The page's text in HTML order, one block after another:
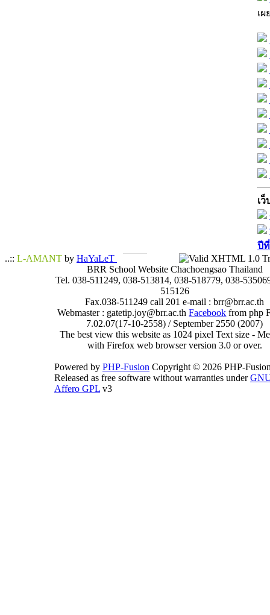
เ
เว็
ปี
..:: L-AMANT by HaYaLeT
BRR School Website Chachoengsao Thailand
Tel. 038-511249, 038-513814, 038-518779, 038-
515126
Fax.038-511249 call 201 e-mail : brr@brr.ac.th
Webmaster : gatetip.joy@brr.ac.thFacebook from php
7.02.07(17-10-2558) / September 2550 (2007)
The best view this website as 1024 pixel Text size -
with Firefox web browser version 3.0 or over.
Powered by PHP-Fusion Copyright © 2026 PHP-
Released as free software without warranties under
Affero GPL v3